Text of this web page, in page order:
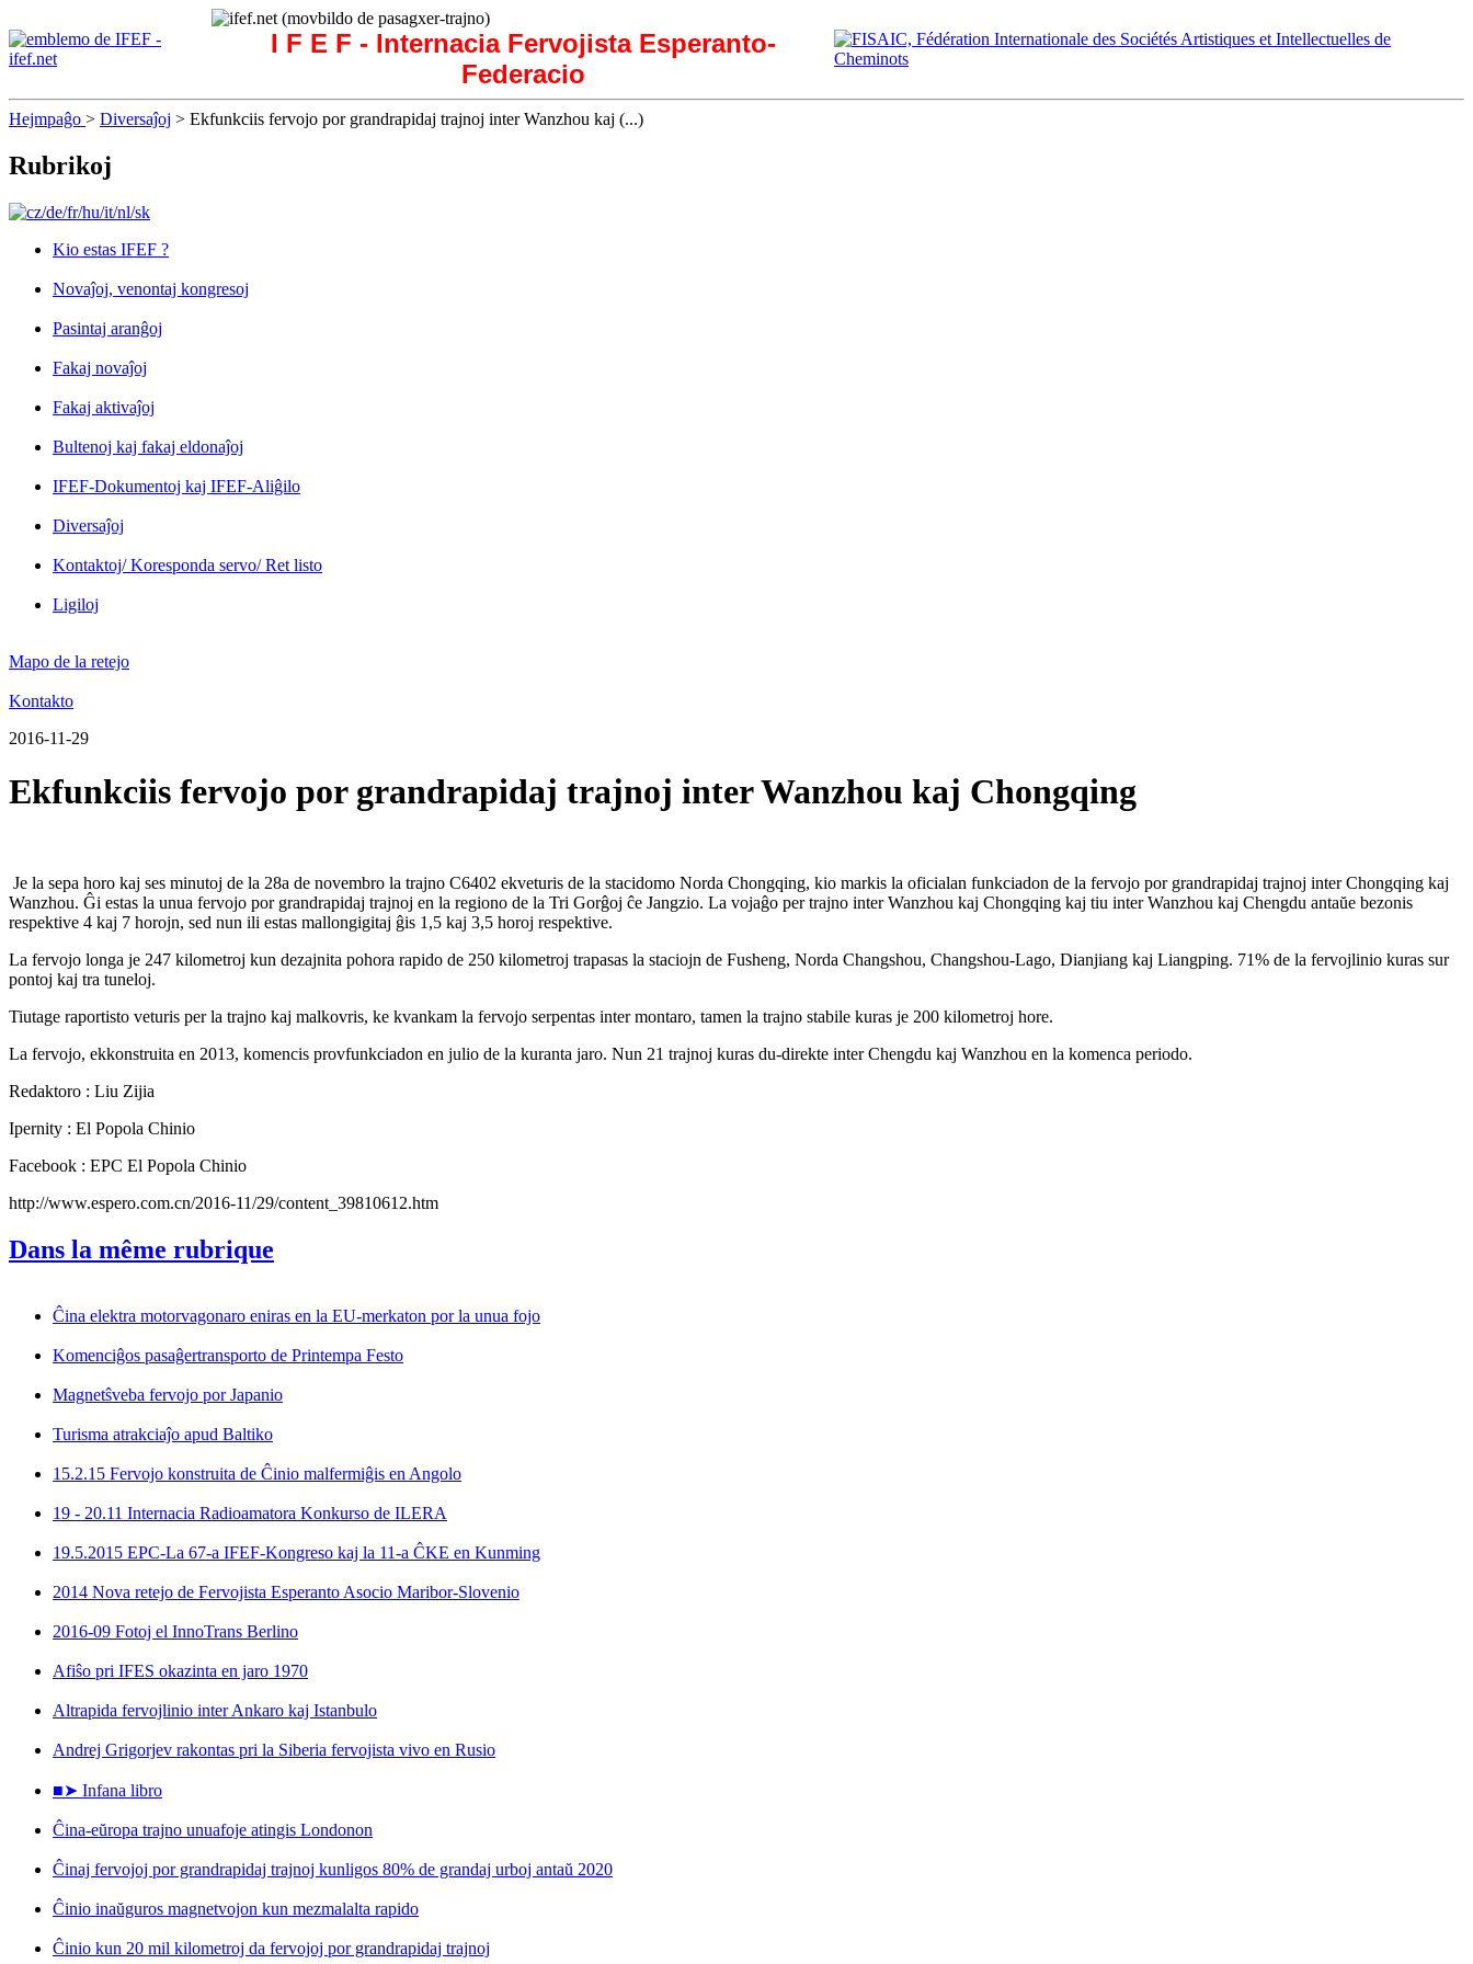
I F E F - Internacia Fervojista Esperanto-
Federacio
Hejmpaĝo > Diversaĵoj > Ekfunkciis fervojo por grandrapidaj trajnoj inter Wanzhou kaj (...)
Rubrikoj
Kio estas IFEF ?
Novaĵoj, venontaj kongresoj
Pasintaj aranĝoj
Fakaj novaĵoj
Fakaj aktivaĵoj
Bultenoj kaj fakaj eldonaĵoj
IFEF-Dokumentoj kaj IFEF-Aliĝilo
Diversaĵoj
Kontaktoj/ Koresponda servo/ Ret listo
Ligiloj
Mapo de la retejo
Kontakto
2016-11-29
Ekfunkciis fervojo por grandrapidaj trajnoj inter Wanzhou kaj Chongqing
Je la sepa horo kaj ses minutoj de la 28a de novembro la trajno C6402 ekveturis de la stacidomo Norda Chongqing, kio markis la oficialan funkciadon de la fervojo por grandrapidaj trajnoj inter Chongqing kaj
Wanzhou. Ĝi estas la unua fervojo por grandrapidaj trajnoj en la regiono de la Tri Gorĝoj ĉe Jangzio. La vojaĝo per trajno inter Wanzhou kaj Chongqing kaj tiu inter Wanzhou kaj Chengdu antaŭe bezonis
respektive 4 kaj 7 horojn, sed nun ili estas mallongigitaj ĝis 1,5 kaj 3,5 horoj respektive.
La fervojo longa je 247 kilometroj kun dezajnita pohora rapido de 250 kilometroj trapasas la staciojn de Fusheng, Norda Changshou, Changshou-Lago, Dianjiang kaj Liangping. 71% de la fervojlinio kuras sur
pontoj kaj tra tuneloj.
Tiutage raportisto veturis per la trajno kaj malkovris, ke kvankam la fervojo serpentas inter montaro, tamen la trajno stabile kuras je 200 kilometroj hore.
La fervojo, ekkonstruita en 2013, komencis provfunkciadon en julio de la kuranta jaro. Nun 21 trajnoj kuras du-direkte inter Chengdu kaj Wanzhou en la komenca periodo.
Redaktoro : Liu Zijia
Ipernity : El Popola Chinio
Facebook : EPC El Popola Chinio
http://www.espero.com.cn/2016-11/29/content_39810612.htm
Dans la même rubrique
Ĉina elektra motorvagonaro eniras en la EU-merkaton por la unua fojo
Komenciĝos pasaĝertransporto de Printempa Festo
Magnetŝveba fervojo por Japanio
Turisma atrakciaĵo apud Baltiko
15.2.15 Fervojo konstruita de Ĉinio malfermiĝis en Angolo
19 - 20.11 Internacia Radioamatora Konkurso de ILERA
19.5.2015 EPC-La 67-a IFEF-Kongreso kaj la 11-a ĈKE en Kunming
2014 Nova retejo de Fervojista Esperanto Asocio Maribor-Slovenio
2016-09 Fotoj el InnoTrans Berlino
Afiŝo pri IFES okazinta en jaro 1970
Altrapida fervojlinio inter Ankaro kaj Istanbulo
Andrej Grigorjev rakontas pri la Siberia fervojista vivo en Rusio
■➤ Infana libro
Ĉina-eŭropa trajno unuafoje atingis Londonon
Ĉinaj fervojoj por grandrapidaj trajnoj kunligos 80% de grandaj urboj antaŭ 2020
Ĉinio inaŭguros magnetvojon kun mezmalalta rapido
Ĉinio kun 20 mil kilometroj da fervojoj por grandrapidaj trajnoj